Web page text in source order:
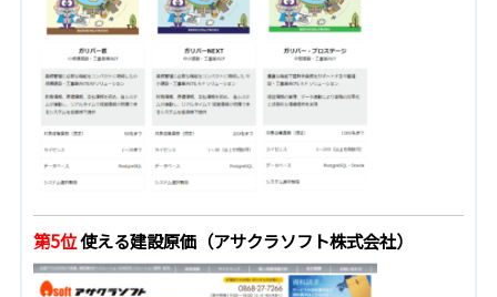
第5位使える建設原価（アサクラソフト株式会社）